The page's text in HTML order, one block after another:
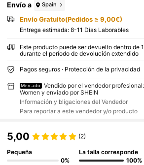
Envío a Spain
Envío Gratuito(Pedidos ≥ 9,00€)
Entrega estimada: 8-11 Días Laborables
Este producto puede ser devuelto dentro de
durante el período de devolución extendido
Pagos seguros · Protección de la privacidad
Mercado
Vendido por el vendedor
Women y enviado por SHEIN
Información y bligaciones del Vendedor
Para reportar a este vendedor y/o producto
5,00 (2)
Pequeña
0%
La talla corresponde
100%